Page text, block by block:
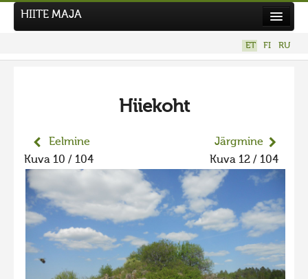
Uudised
Tegutse
Kuvavõistlused
UUS KUVAVÕISTLUS
Hiite kuvavõistlus 2026
VANEMAD KUVAVÕISTLUSED
Hiite kuvavõistlus 2025
HIITE MAJA
ET FI RU
Hiiekoht
Eelmine
Kuva 10 / 104
Järgmine
Kuva 12 / 104